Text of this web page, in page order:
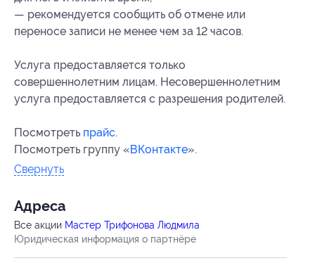
— рекомендуется сообщить об отмене или
переносе записи не менее чем за 12 часов.
Услуга предоставляется только
совершеннолетним лицам. Несовершеннолетним
услуга предоставляется с разрешения родителей.
Посмотреть прайс.
Посмотреть группу «ВКонтакте».
Свернуть
Адресa
Все акции Мастер Трифонова Людмила
Юридическая информация о партнёре